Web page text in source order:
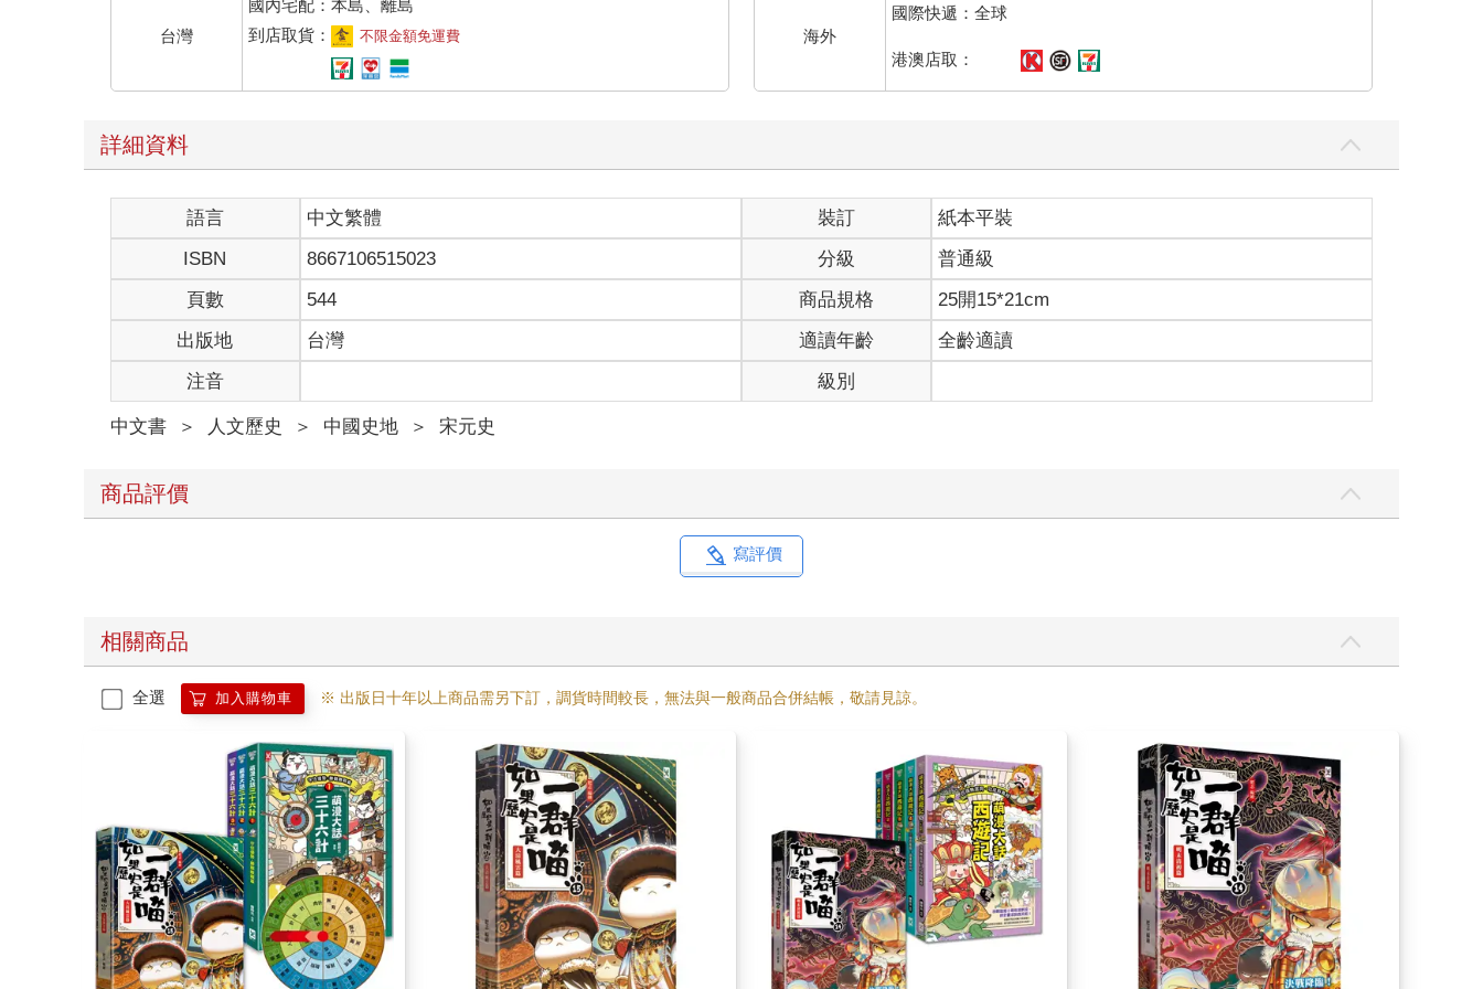
台灣
國內宅配：本島、離島
到店取貨：
不限金額免運費 海外
國際快遞：全球
港澳店取：
詳細資料
語言 中文繁體 裝訂
紙本平裝
ISBN
8667106515023 分級
普通級
頁數
544 商品規格
25開15*21cm
出版地
台灣 適讀年齡
全齡適讀
注音
級別
中文書 ＞ 人文歷史 ＞ 中國史地 ＞ 宋元史
商品評價
寫評價
相關商品
全選 加入購物車 ※ 出版日十年以上商品需另下訂，調貨時間較長，無法與一般商品合併結帳，敬請見諒。